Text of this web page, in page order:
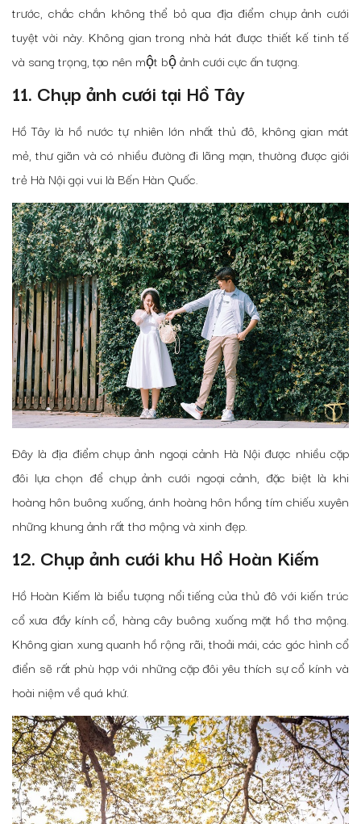
trước, chắc chắn không thể bỏ qua địa điểm chụp ảnh cưới
tuyệt vời này. Không gian trong nhà hát được thiết kế tinh tế
và sang trọng, tạo nên một bộ ảnh cưới cực ấn tượng.
11. Chụp ảnh cưới tại Hồ Tây
Hồ Tây là hồ nước tự nhiên lớn nhất thủ đô, không gian mát
mẻ, thư giãn và có nhiều đường đi lãng mạn, thường được giới
trẻ Hà Nội gọi vui là Bến Hàn Quốc.
Đây là địa điểm chụp ảnh ngoại cảnh Hà Nội được nhiều cặp
đôi lựa chọn để chụp ảnh cưới ngoại cảnh, đặc biệt là khi
hoàng hôn buông xuống, ánh hoàng hôn hồng tím chiếu xuyên
những khung ảnh rất thơ mộng và xinh đẹp.
12. Chụp ảnh cưới khu Hồ Hoàn Kiếm
Hồ Hoàn Kiếm là biểu tượng nổi tiếng của thủ đô với kiến trúc
cổ xưa đầy kính cổ, hàng cây buông xuống mặt hồ thơ mộng.
Không gian xung quanh hồ rộng rãi, thoải mái, các góc hình cổ
điển sẽ rất phù hợp với những cặp đôi yêu thích sự cổ kính và
hoài niệm về quá khứ.